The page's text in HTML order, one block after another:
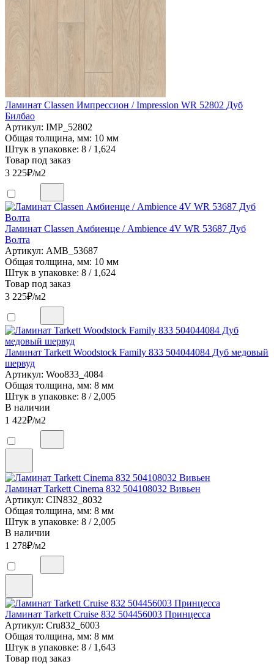
Ламинат Classen Импрессион / Impression WR 52802 Дуб
Билбао
Артикул: IMP_52802
Общая толщина, мм: 10 мм
Штук в упаковке: 8 / 1,624
Товар под заказ
3 225₽/м2
Ламинат Classen Амбиенце / Ambience 4V WR 53687 Дуб
Волта
Артикул: AMB_53687
Общая толщина, мм: 10 мм
Штук в упаковке: 8 / 1,624
Товар под заказ
3 225₽/м2
Ламинат Tarkett Woodstock Family 833 504044084 Дуб медовый
шервуд
Артикул: Woo833_4084
Общая толщина, мм: 8 мм
Штук в упаковке: 8 / 2,005
В наличии
1 422₽/м2
Ламинат Tarkett Cinema 832 504108032 Вивьен
Артикул: CIN832_8032
Общая толщина, мм: 8 мм
Штук в упаковке: 8 / 2,005
В наличии
1 278₽/м2
Ламинат Tarkett Cruise 832 504456003 Принцесса
Артикул: Cru832_6003
Общая толщина, мм: 8 мм
Штук в упаковке: 8 / 1,643
Товар под заказ